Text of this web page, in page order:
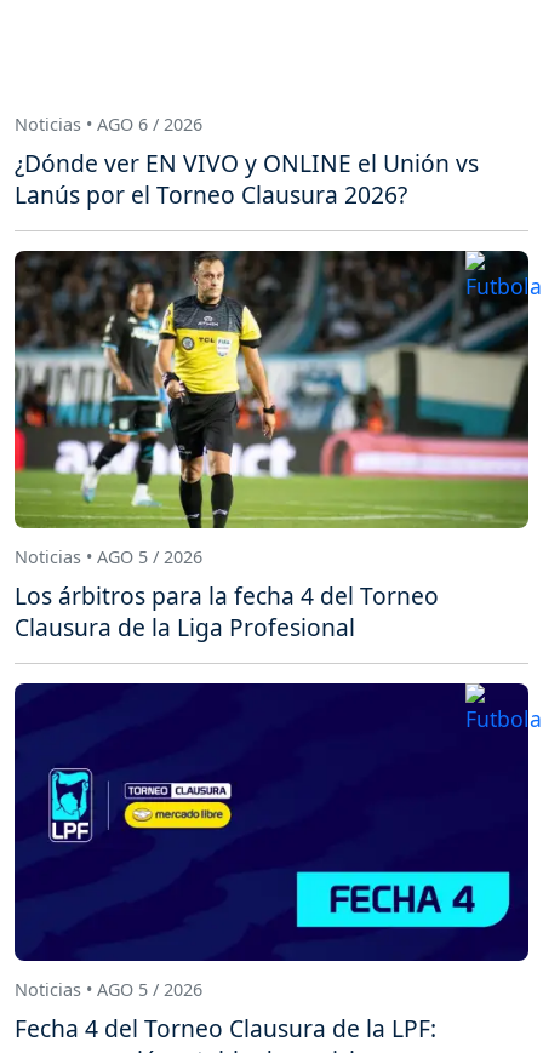
Noticias • AGO 6 / 2026
¿Dónde ver EN VIVO y ONLINE el Unión vs
Lanús por el Torneo Clausura 2026?
Noticias • AGO 5 / 2026
Los árbitros para la fecha 4 del Torneo
Clausura de la Liga Profesional
Noticias • AGO 5 / 2026
Fecha 4 del Torneo Clausura de la LPF: